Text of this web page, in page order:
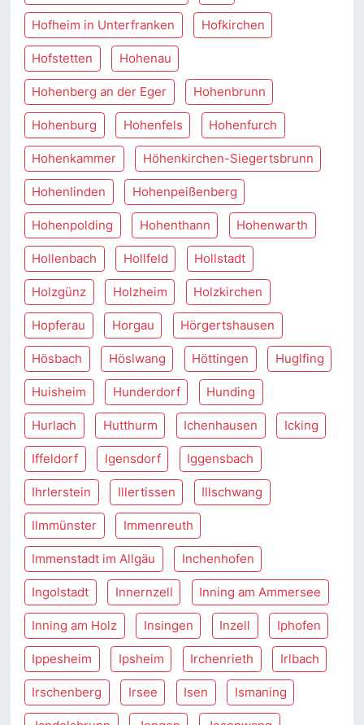
Hofheim in Unterfranken Hofkirchen
Hofstetten Hohenau
Hohenberg an der Eger Hohenbrunn
Hohenburg Hohenfels Hohenfurch
Hohenkammer Höhenkirchen-Siegertsbrunn
Hohenlinden Hohenpeißenberg
Hohenpolding Hohenthann Hohenwarth
Hollenbach Hollfeld Hollstadt
Holzgünz Holzheim Holzkirchen
Hopferau Horgau Hörgertshausen
Hösbach Höslwang Höttingen Huglfing
Huisheim Hunderdorf Hunding
Hurlach Hutthurm Ichenhausen Icking
Iffeldorf Igensdorf Iggensbach
Ihrlerstein Illertissen Illschwang
Ilmmünster Immenreuth
Immenstadt im Allgäu Inchenhofen
Ingolstadt Innernzell Inning am Ammersee
Inning am Holz Insingen Inzell Iphofen
Ippesheim Ipsheim Irchenrieth Irlbach
Irschenberg Irsee Isen Ismaning